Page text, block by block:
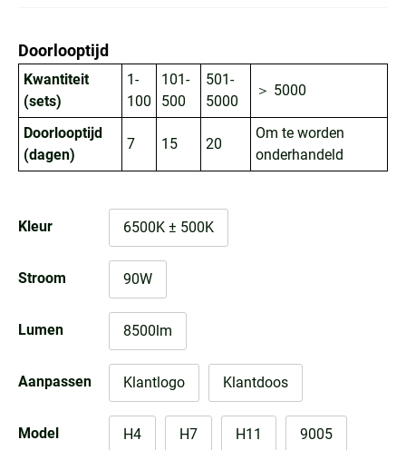
Doorlooptijd
Kwantiteit
(sets)
1-
100
101-
500
501-
5000
＞ 5000
Doorlooptijd
(dagen)
7 15 20
Om te worden
onderhandeld
Kleur 6500K ± 500K
Stroom 90W
Lumen 8500lm
Aanpassen Klantlogo Klantdoos
Model H4 H7 H11 9005